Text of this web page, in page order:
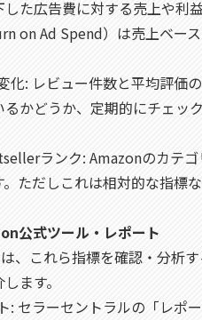
した広告費に対する売上や
on Ad Spend）は売上ベー
化: レビュー件数と平均評価
かどうか、定期的にチェッ
ランク: Amazonのカテ
ただしこれは相対的な指標
公式ツール・レポート
、これら指標を確認・分析
ます。
: セラーセントラルの「レポ